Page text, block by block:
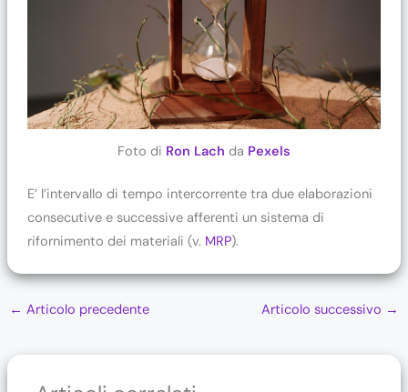
Foto di Ron Lach da Pexels
E’ l’intervallo di tempo intercorrente tra due elaborazioni
consecutive e successive afferenti un sistema di
rifornimento dei materiali (v. MRP).
← Articolo precedente Articolo successivo →